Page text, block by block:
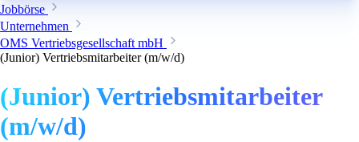
Jobbörse
Unternehmen
OMS Vertriebsgesellschaft mbH
(Junior) Vertriebsmitarbeiter (m/w/d)
(Junior) Vertriebsmitarbeiter
(m/w/d)